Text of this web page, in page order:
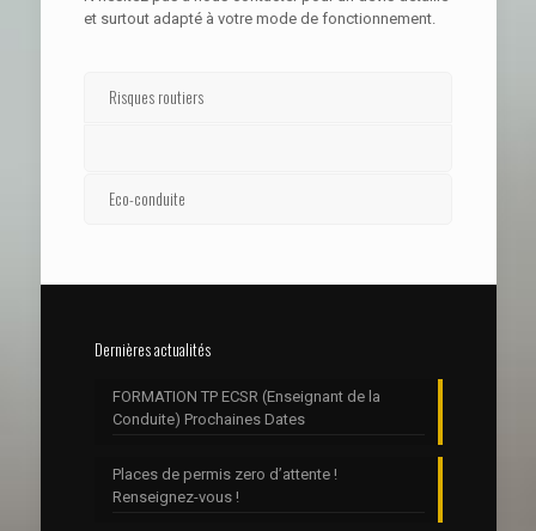
et surtout adapté à votre mode de fonctionnement.
Risques routiers
Eco-conduite
Dernières actualités
FORMATION TP ECSR (Enseignant de la
Conduite) Prochaines Dates
Places de permis zero d’attente !
Renseignez-vous !